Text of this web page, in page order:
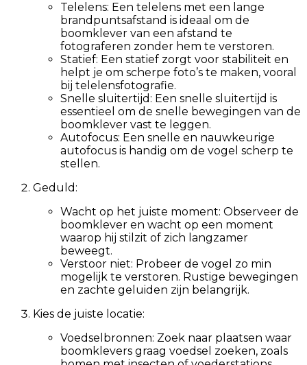
Telelens: Een telelens met een lange
brandpuntsafstand is ideaal om de
boomklever van een afstand te
fotograferen zonder hem te verstoren.
Statief: Een statief zorgt voor stabiliteit en
helpt je om scherpe foto’s te maken, vooral
bij telelensfotografie.
Snelle sluitertijd: Een snelle sluitertijd is
essentieel om de snelle bewegingen van de
boomklever vast te leggen.
Autofocus: Een snelle en nauwkeurige
autofocus is handig om de vogel scherp te
stellen.
Geduld:
Wacht op het juiste moment: Observeer de
boomklever en wacht op een moment
waarop hij stilzit of zich langzamer
beweegt.
Verstoor niet: Probeer de vogel zo min
mogelijk te verstoren. Rustige bewegingen
en zachte geluiden zijn belangrijk.
Kies de juiste locatie:
Voedselbronnen: Zoek naar plaatsen waar
boomklevers graag voedsel zoeken, zoals